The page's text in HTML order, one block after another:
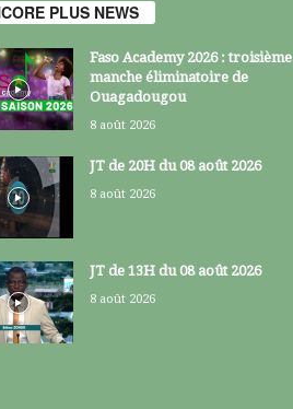
PLUS NEWS
Faso Academy 2026 : troisième
manche éliminatoire de
Ouagadougou
8 août 2026
JT de 20H du 08 août 2026
8 août 2026
JT de 13H du 08 août 2026
8 août 2026